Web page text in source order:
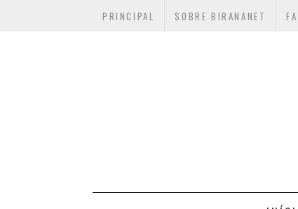
PRINCIPAL SOBRE BIRANANET